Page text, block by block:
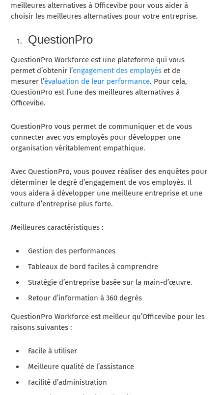
meilleures alternatives à Officevibe pour vous aider à
choisir les meilleures alternatives pour votre entreprise.
QuestionPro
QuestionPro Workforce est une plateforme qui vous
permet d’obtenir l’engagement des employés et de
mesurer l’évaluation de leur performance. Pour cela,
QuestionPro est l’une des meilleures alternatives à
Officevibe.
QuestionPro vous permet de communiquer et de vous
connecter avec vos employés pour développer une
organisation véritablement empathique.
Avec QuestionPro, vous pouvez réaliser des enquêtes pour
déterminer le degré d’engagement de vos employés. Il
vous aidera à développer une meilleure entreprise et une
culture d’entreprise plus forte.
Meilleures caractéristiques :
Gestion des performances
Tableaux de bord faciles à comprendre
Stratégie d’entreprise basée sur la main-d’œuvre.
Retour d’information à 360 degrés
QuestionPro Workforce est meilleur qu’Officevibe pour les
raisons suivantes :
Facile à utiliser
Meilleure qualité de l’assistance
Facilité d’administration